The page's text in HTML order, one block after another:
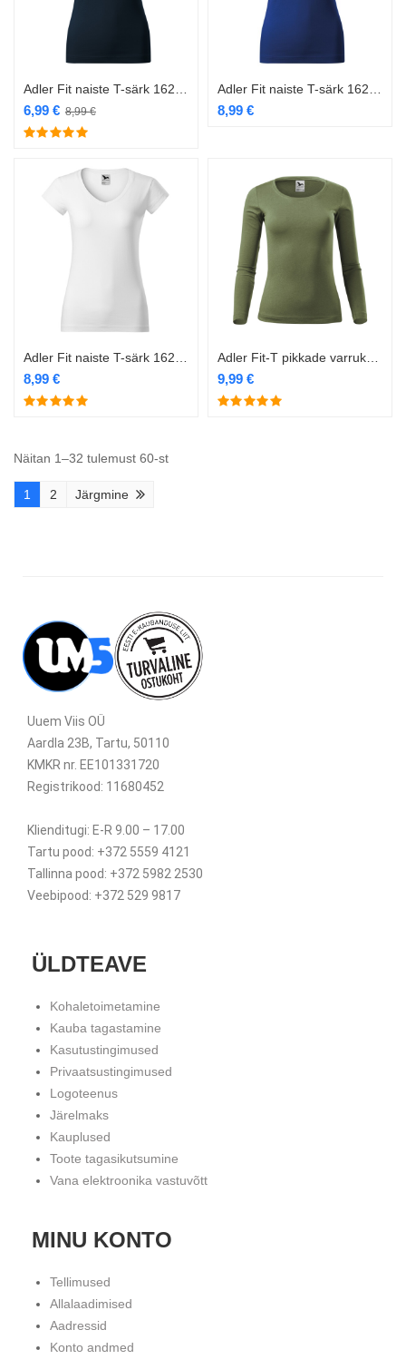
8,99€
6,99 € 8,99 €
8,99 € 9,99 €
Näitan 1–32 tulemust 60-st
1 2 Järgmine
Uuem Viis OÜ
Aardla 23B, Tartu, 50110
KMKR nr. EE101331720
Registrikood: 11680452
Klienditugi: E-R 9.00 – 17.00
Tartu pood: +372 5559 4121
Tallinna pood: +372 5982 2530
Veebipood: +372 529 9817
ÜLDTEAVE
Kohaletoimetamine
Kauba tagastamine
Kasutustingimused
Privaatsustingimused
Logoteenus
Järelmaks
Kauplused
Toote tagasikutsumine
Vana elektroonika vastuvõtt
MINU KONTO
Tellimused
Allalaadimised
Aadressid
Konto andmed